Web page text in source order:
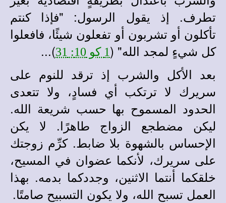
تطرف. إذ يقول الرسول: "فإذا كنتم
تأكلون أو تشربون أو تفعلون شيئًا، فافعلوا
كل شيءٍ لمجد الله" (1 كو 10: 31
)...
بعد الأكل والشرب إذ ترقد للنوم على
سريرك لا ترتكب أي فسادٍ، ولا تتعدى
الحدود المسموح بها حسب شريعة الله.
ليكن مضطجع الزواج طاهرًا. لا يكن
الإحساس بالشهوة بلا ضابط. كرِّم زوجتك
على سريرك، لأنكما عضوان في المسيح،
خلقكما أنتما الاثنين، وجددكما بدمه. بهذا
العمل تسبح الله، ولا يكون التسبيح صامتًا.